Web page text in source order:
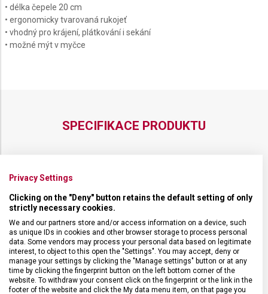
• délka čepele 20 cm
• ergonomicky tvarovaná rukojeť
• vhodný pro krájení, plátkování i sekání
• možné mýt v myčce
SPECIFIKACE PRODUKTU
ZÁRUKA 24 měsíců
HMOTNOST 280 g
TYP OSTŘÍ Rovné
Privacy Settings
Clicking on the "Deny" button retains the default setting of only
strictly necessary cookies.
We and our partners store and/or access information on a device, such
as unique IDs in cookies and other browser storage to process personal
data. Some vendors may process your personal data based on legitimate
interest, to object to this open the "Settings". You may accept, deny or
manage your settings by clicking the "Manage settings" button or at any
time by clicking the fingerprint button on the left bottom corner of the
website. To withdraw your consent click on the fingerprint or the link in the
footer of the website and click the My data menu item, on that page you